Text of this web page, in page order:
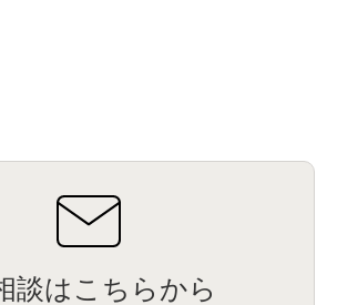
談はこちらから